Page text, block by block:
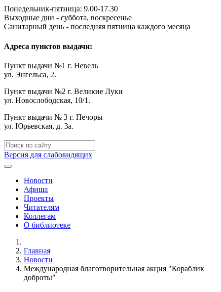
Понедельник-пятница: 9.00-17.30
Выходные дни - суббота, воскресенье
Санитарный день - последняя пятница каждого месяца
Адреса пунктов выдачи:
Пункт выдачи №1 г. Невель
ул. Энгельса, 2.
Пункт выдачи №2 г. Великие Луки
ул. Новослободская, 10/1.
Пункт выдачи № 3 г. Печоры
ул. Юрьевская, д. 3а.
Версия для слабовидящих
Новости
Афиша
Проекты
Читателям
Коллегам
О библиотеке
Главная
Новости
Международная благотворительная акция "Кораблик
доброты"